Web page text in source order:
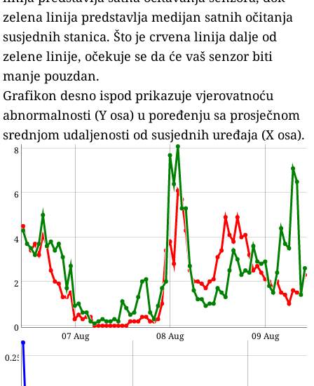
zelena linija predstavlja medijan satnih očitanja
susjednih stanica. Što je crvena linija dalje od
zelene linije, očekuje se da će vaš senzor biti
manje pouzdan.
Grafikon desno ispod prikazuje vjerovatnoću
abnormalnosti (Y osa) u poređenju sa prosječnom
srednjom udaljenosti od susjednih uređaja (X osa).
0
2
4
6
8
07 Aug 08 Aug 09 Aug
0.25